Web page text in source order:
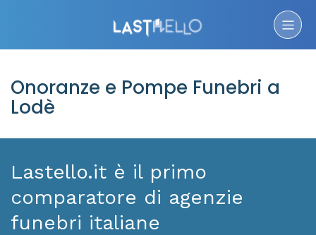
Onoranze e Pompe Funebri a
Lodè
Lastello.it è il primo
comparatore di agenzie
funebri italiane